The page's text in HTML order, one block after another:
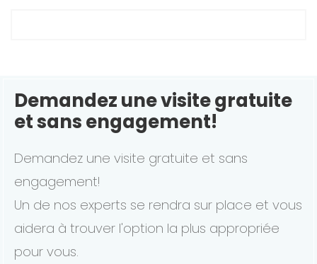
Demandez une visite gratuite
et sans engagement!
Demandez une visite gratuite et sans
engagement!
Un de nos experts se rendra sur place et vous
aidera à trouver l'option la plus appropriée
pour vous.